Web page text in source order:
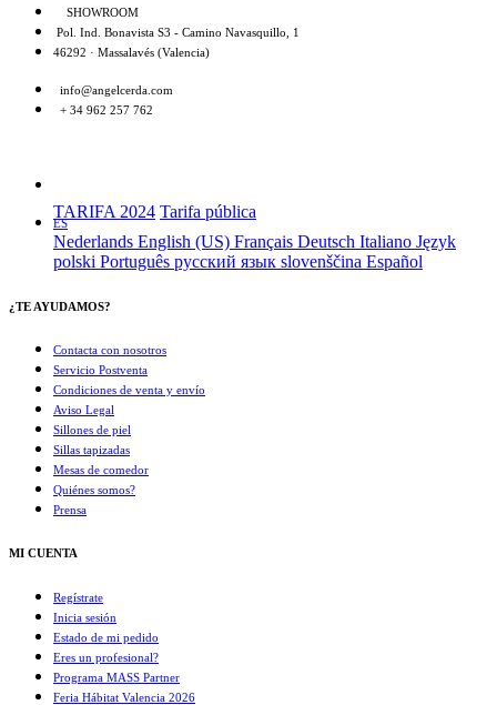
SHOWROOM
Pol. Ind. Bonavista S3 - Camino Navasquillo, 1
46292 · Massalavés (Valencia)
info@angelcerda.com
+ 34 962 257 762
TARIFA 2024 Tarifa pública
ES
Nederlands English (US) Français Deutsch Italiano Język
polski Português русский язык slovenščina Español
¿TE AYUDAMOS?
Contacta con nosotros
Servicio Postventa
Condiciones de venta y envío
Aviso Legal
Sillones de piel
Sillas tapizadas
Mesas de comedor
Quiénes somos?
Prensa
MI CUENTA
Regístrate
Inicia sesión
Estado de mi pedido
Eres un profesional?
Programa MASS Partner
Feria Hábitat Valencia 2026​